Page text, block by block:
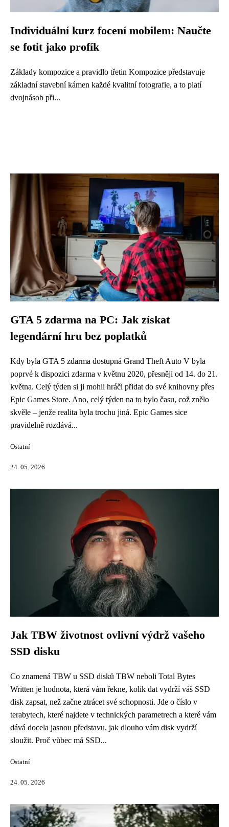
Individuální kurz focení mobilem: Naučte
se fotit jako profík
Základy kompozice a pravidlo třetin Kompozice představuje
základní stavební kámen každé kvalitní fotografie, a to platí
dvojnásob při...
GTA 5 zdarma na PC: Jak získat
legendární hru bez poplatků
Kdy byla GTA 5 zdarma dostupná Grand Theft Auto V byla
poprvé k dispozici zdarma v květnu 2020, přesněji od 14. do 21.
května. Celý týden si ji mohli hráči přidat do své knihovny přes
Epic Games Store. Ano, celý týden na to bylo času, což znělo
skvěle – jenže realita byla trochu jiná. Epic Games sice
pravidelně rozdává...
Ostatní
24. 05. 2026
Jak TBW životnost ovlivní výdrž vašeho
SSD disku
Co znamená TBW u SSD disků TBW neboli Total Bytes
Written je hodnota, která vám řekne, kolik dat vydrží váš SSD
disk zapsat, než začne ztrácet své schopnosti. Jde o číslo v
terabytech, které najdete v technických parametrech a které vám
dává docela jasnou představu, jak dlouho vám disk vydrží
sloužit. Proč vůbec má SSD...
Ostatní
24. 05. 2026